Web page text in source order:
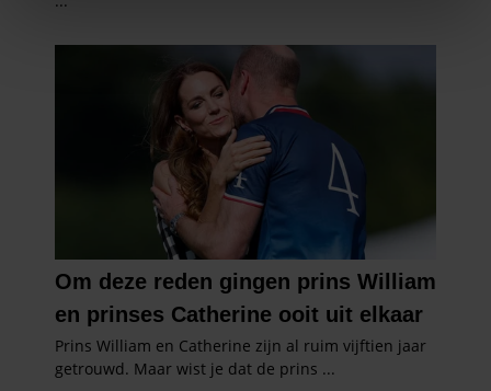
personaliseren, om functies voor social media te bieden
en om ons websiteverkeer te analyseren. Ook delen we
informatie over uw gebruik van onze site met onze
partners voor social media, adverteren en analyse. Deze
partners kunnen deze gegevens combineren met andere
informatie die u aan ze heeft verstrekt of die ze hebben
verzameld op basis van uw gebruik van hun services. U
gaat akkoord met onze cookies als u onze website blijft